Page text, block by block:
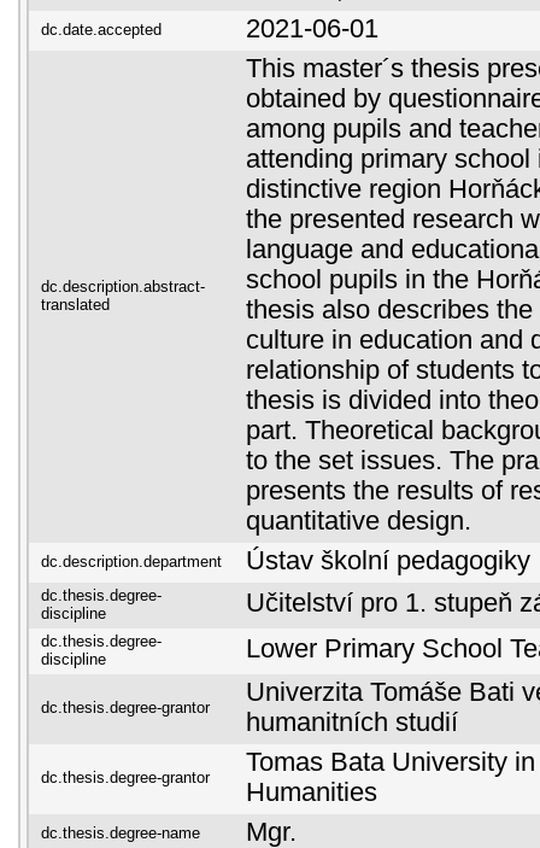
dc.date.accepted 2021-06-01
dc.description.abstract-
translated
This master´s thesis
obtained by
among pupils and
attending primary
distinctive region
the presented research
language and
school pupils in the
thesis also describes
culture in education and
relationship of students
thesis is divided into
part. Theoretical
to the set issues. The
presents the results of
quantitative design.
dc.description.department Ústav školní pedagogiky
dc.thesis.degree-
discipline
Učitelství pro 1. stupeň
dc.thesis.degree-
discipline
Lower Primary School
dc.thesis.degree-grantor
Univerzita Tomáše Bati
humanitních studií
dc.thesis.degree-grantor
Tomas Bata University
Humanities
dc.thesis.degree-name Mgr.